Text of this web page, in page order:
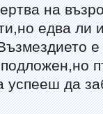
на
едва ли
успееш да